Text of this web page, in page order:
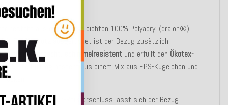
besteht aus einer pflegeleichten 100% Polyacryl (dralon®)
Fleckschutz
ausgerüstet ist der Bezug zusätzlich
lichtecht schimmelresistent und erfüllt den Ökotex-
. Die Füllung besteht aus einem Mix aus EPS-Kügelchen und
verdeckten Marken-Reißverschluss lässt sich der Bezug